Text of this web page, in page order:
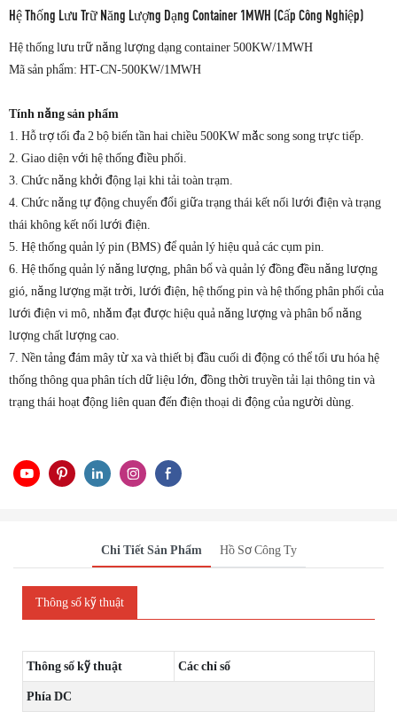
Hệ Thống Lưu Trữ Năng Lượng Dạng Container 1MWH (Cấp Công Nghiệp)
Hệ thống lưu trữ năng lượng dạng container 500KW/1MWH
Mã sản phẩm: HT-CN-500KW/1MWH
Tính năng sản phẩm
1. Hỗ trợ tối đa 2 bộ biến tần hai chiều 500KW mắc song song trực tiếp.
2. Giao diện với hệ thống điều phối.
3. Chức năng khởi động lại khi tải toàn trạm.
4. Chức năng tự động chuyển đổi giữa trạng thái kết nối lưới điện và trạng
thái không kết nối lưới điện.
5. Hệ thống quản lý pin (BMS) để quản lý hiệu quả các cụm pin.
6. Hệ thống quản lý năng lượng, phân bổ và quản lý đồng đều năng lượng
gió, năng lượng mặt trời, lưới điện, hệ thống pin và hệ thống phân phối của
lưới điện vi mô, nhằm đạt được hiệu quả năng lượng và phân bổ năng
lượng chất lượng cao.
7. Nền tảng đám mây từ xa và thiết bị đầu cuối di động có thể tối ưu hóa hệ
thống thông qua phân tích dữ liệu lớn, đồng thời truyền tải lại thông tin và
trạng thái hoạt động liên quan đến điện thoại di động của người dùng.
Chi Tiết Sản Phẩm Hồ Sơ Công Ty
Thông số kỹ thuật
Thông số kỹ thuật Các chỉ số
Phía DC